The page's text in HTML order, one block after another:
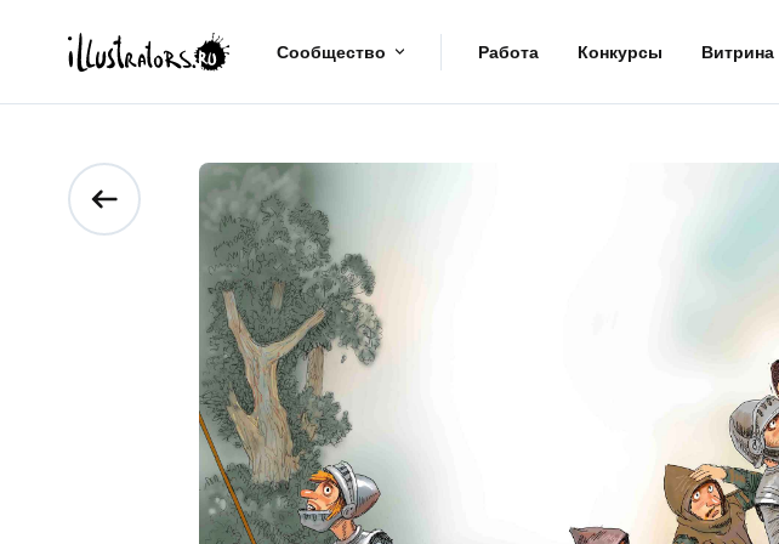
Сообщество Работа Конкурсы Витрина